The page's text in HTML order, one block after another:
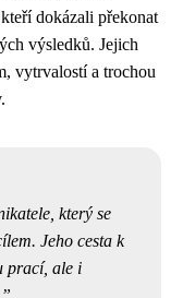
dokázali překonat
výsledků. Jejich
vytrvalostí a trochou
který se
Jeho cesta k
prací, ale i